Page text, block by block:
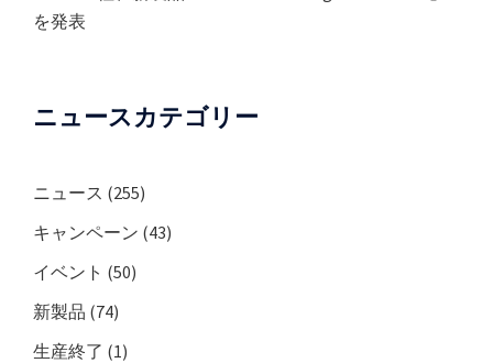
を発表
ニュースカテゴリー
ニュース (255)
キャンペーン (43)
イベント (50)
新製品 (74)
生産終了 (1)